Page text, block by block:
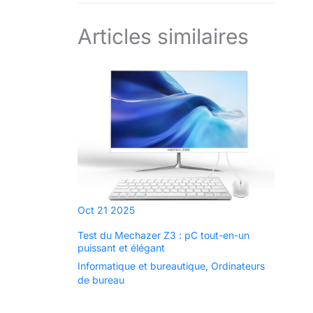
Articles similaires
Oct 21 2025
Test du Mechazer Z3 : pC tout-en-un
puissant et élégant
Informatique et bureautique, Ordinateurs
de bureau